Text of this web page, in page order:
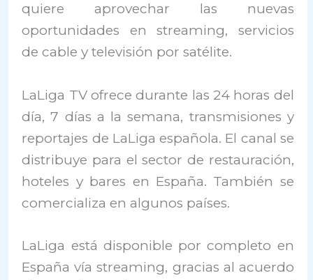
quiere aprovechar las nuevas
oportunidades en streaming, servicios
de cable y televisión por satélite.
LaLiga TV ofrece durante las 24 horas del
día, 7 días a la semana, transmisiones y
reportajes de LaLiga española. El canal se
distribuye para el sector de restauración,
hoteles y bares en España. También se
comercializa en algunos países.
LaLiga está disponible por completo en
España vía streaming, gracias al acuerdo